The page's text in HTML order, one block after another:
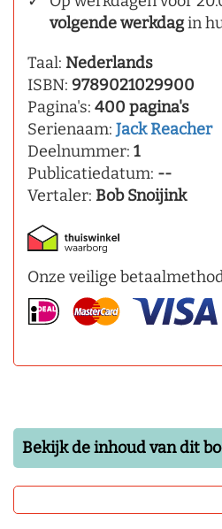
volgende werkdagin
Taal: Nederlands
ISBN: 9789021029900
Pagina's: 400 pagina's
Serienaam: Jack Reacher
Deelnummer: 1
Publicatiedatum: --
Vertaler: Bob Snoijink
Onze veilige
Bekijk de inhoud van dit